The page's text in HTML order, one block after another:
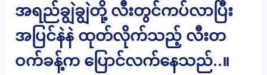
အရည်ချွဲချွဲတို့ လီးတွင်ကပ်လာပြီး
အပြင်နဲနဲ ထုတ်လိုက်သည့် လီးတ
ဝက်ခန့်က ပြောင်လက်နေသည်..။